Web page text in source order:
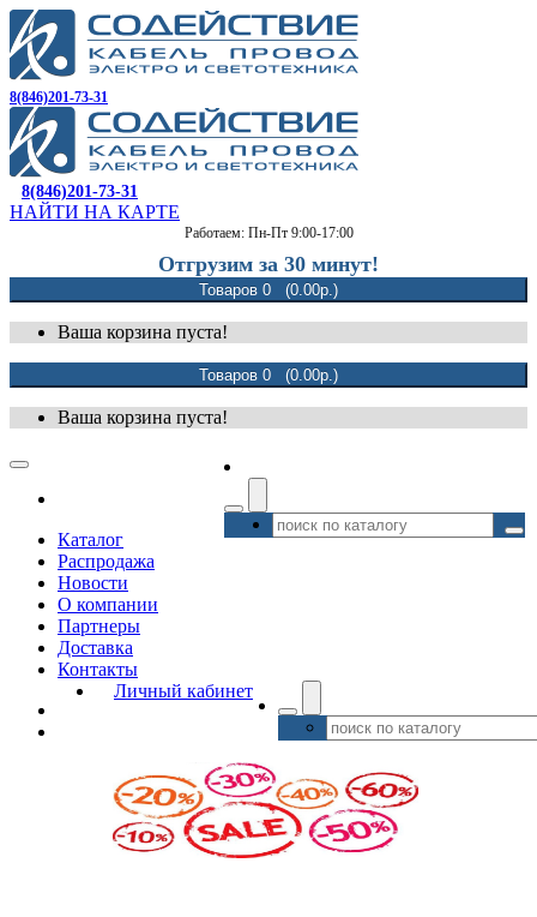
8(846)201-73-31
8(846)201-73-31
НАЙТИ НА КАРТЕ
Работаем: Пн-Пт 9:00-17:00
Отгрузим за 30 минут!
Товаров 0 (0.00р.)
Ваша корзина пуста!
Товаров 0 (0.00р.)
Ваша корзина пуста!
Каталог
Распродажа
Новости
О компании
Партнеры
Доставка
Контакты
Личный кабинет